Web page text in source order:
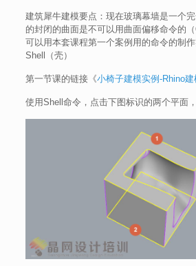
建筑犀牛建模要点：现在玻璃幕墙是一个
的封闭的曲面是不可以用曲面偏移命令的
可以用本套课程第一个案例用的命令的制
Shell（壳）
第一节课的链接《小椅子建模实例-Rhino建
使用Shell命令，点击下图标识的两个平面